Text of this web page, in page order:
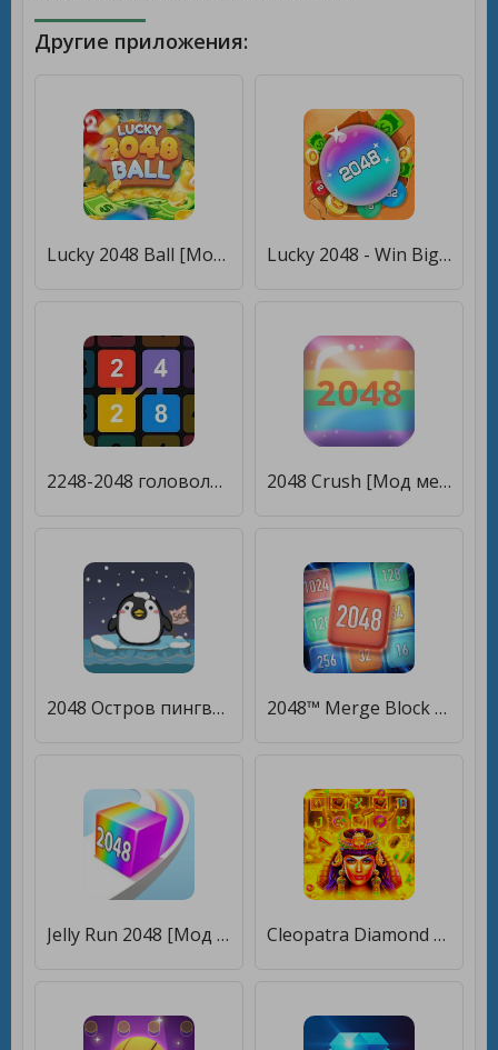
Другие приложения:
Lucky 2048 Ball [Мод меню] Lucky 2048 - Win Big Reward [Мод меню]
2248-2048 головоломки [Мод меню] 2048 Crush [Мод меню]
2048 Остров пингвин [Мод меню] 2048™ Merge Block Puzzle [Мод меню]
Jelly Run 2048 [Мод меню] Cleopatra Diamond [Мод меню]